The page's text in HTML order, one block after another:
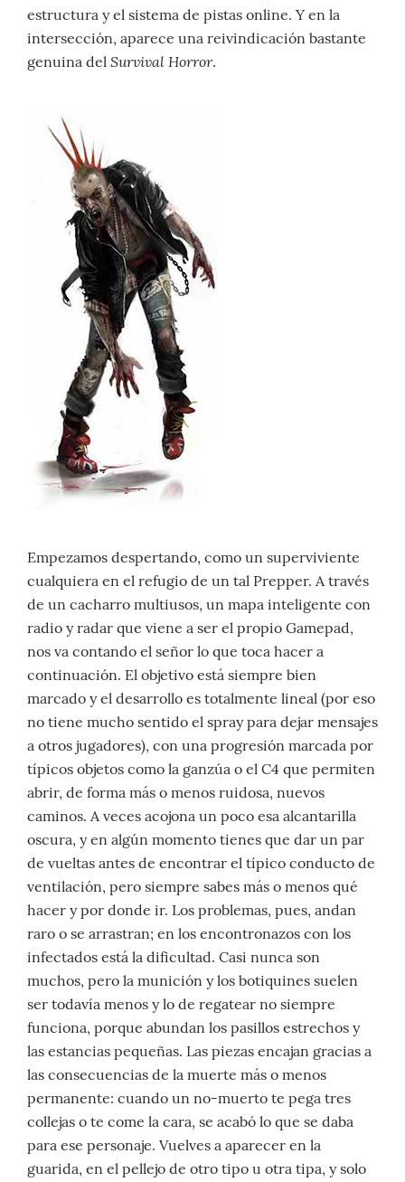
estructura y el sistema de pistas online. Y en la
intersección, aparece una reivindicación bastante
genuina del Survival Horror.
Empezamos despertando, como un superviviente
cualquiera en el refugio de un tal Prepper. A través
de un cacharro multiusos, un mapa inteligente con
radio y radar que viene a ser el propio Gamepad,
nos va contando el señor lo que toca hacer a
continuación. El objetivo está siempre bien
marcado y el desarrollo es totalmente lineal (por eso
no tiene mucho sentido el spray para dejar mensajes
a otros jugadores), con una progresión marcada por
típicos objetos como la ganzúa o el C4 que permiten
abrir, de forma más o menos ruidosa, nuevos
caminos. A veces acojona un poco esa alcantarilla
oscura, y en algún momento tienes que dar un par
de vueltas antes de encontrar el típico conducto de
ventilación, pero siempre sabes más o menos qué
hacer y por donde ir. Los problemas, pues, andan
raro o se arrastran; en los encontronazos con los
infectados está la dificultad. Casi nunca son
muchos, pero la munición y los botiquines suelen
ser todavía menos y lo de regatear no siempre
funciona, porque abundan los pasillos estrechos y
las estancias pequeñas. Las piezas encajan gracias a
las consecuencias de la muerte más o menos
permanente: cuando un no-muerto te pega tres
collejas o te come la cara, se acabó lo que se daba
para ese personaje. Vuelves a aparecer en la
guarida, en el pellejo de otro tipo u otra tipa, y solo